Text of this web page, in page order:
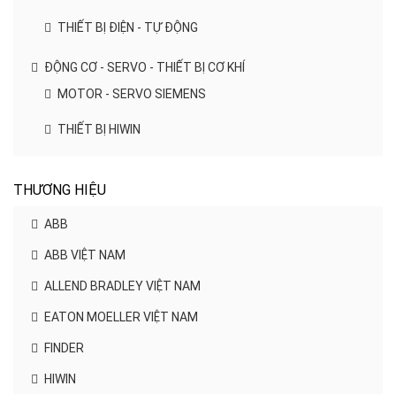
THIẾT BỊ ĐIỆN - TỰ ĐỘNG
ĐỘNG CƠ - SERVO - THIẾT BỊ CƠ KHÍ
MOTOR - SERVO SIEMENS
THIẾT BỊ HIWIN
THƯƠNG HIỆU
ABB
ABB VIỆT NAM
ALLEND BRADLEY VIỆT NAM
EATON MOELLER VIỆT NAM
FINDER
HIWIN